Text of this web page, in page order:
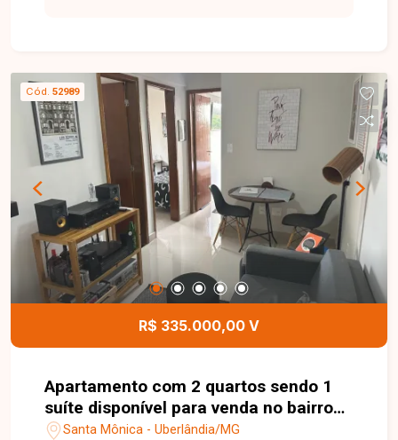
Cód. 52989
R$ 335.000,00 V
Apartamento com 2 quartos sendo 1
suíte disponível para venda no bairro
Santa Mônica em Uberlândia-MG
Santa Mônica - Uberlândia/MG